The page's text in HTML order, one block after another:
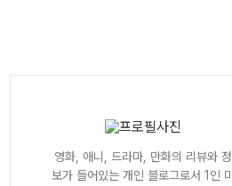
영화, 애니, 드라마, 만화의 리뷰와 정
보가 들어있는 개인 블로그로서 1인 미